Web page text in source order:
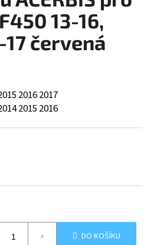
13-16,
17 červená
20162017
2015 2016
DO KOŠÍKU